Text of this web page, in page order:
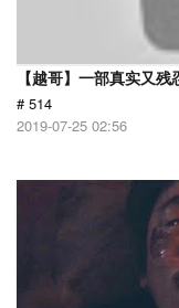
【越哥】一部真实又
# 514
2019-07-25 02:56